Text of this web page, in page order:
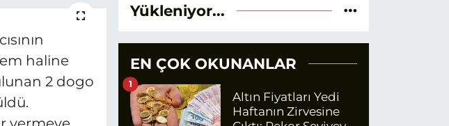
haline
2 dogo
Yükleniyor...
EN ÇOK OKUNANLAR
Altın Fiyatları Yedi
Haftanın Zirvesine
1